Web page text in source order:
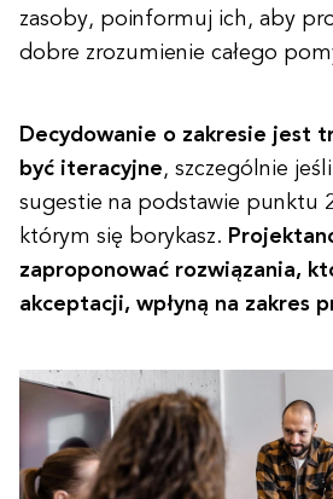
zasoby, poinformuj ich, aby
dobre zrozumienie całego
Decydowanie o zakresie jest
być iteracyjne, szczególnie
sugestie na podstawie punktu
którym się borykasz.
zaproponować rozwiązania,
akceptacji, wpłyną na zakres